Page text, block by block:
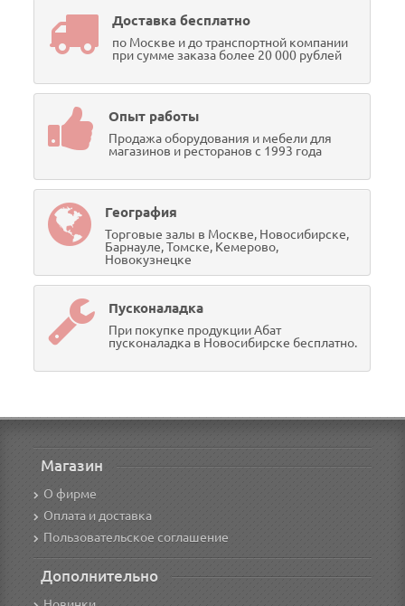
Доставка бесплатно
по Москве и до транспортной компании
при сумме заказа более 20 000 рублей
Опыт работы
Продажа оборудования и мебели для
магазинов и ресторанов с 1993 года
География
Торговые залы в Москве, Новосибирске,
Барнауле, Томске, Кемерово,
Новокузнецке
Пусконаладка
При покупке продукции Абат
пусконаладка в Новосибирске бесплатно.
Магазин
О фирме
Оплата и доставка
Пользовательское соглашение
Дополнительно